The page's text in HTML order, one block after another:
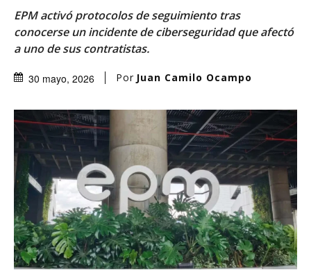
EPM activó protocolos de seguimiento tras
conocerse un incidente de ciberseguridad que afectó
a uno de sus contratistas.
30 mayo, 2026 Por Juan Camilo Ocampo